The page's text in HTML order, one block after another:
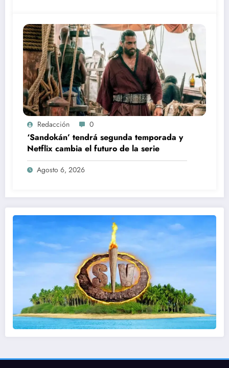
Redacción 0
‘Sandokán’ tendrá segunda temporada y
Netflix cambia el futuro de la serie
Agosto 6, 2026